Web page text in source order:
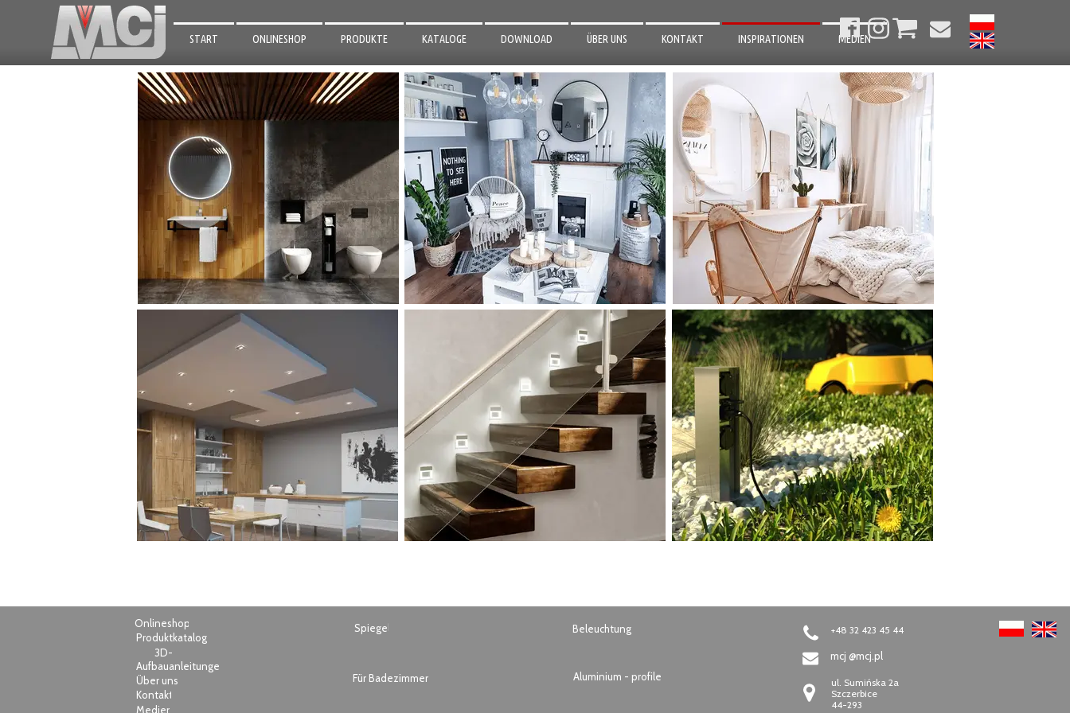
START ONLINESHOP PRODUKTE
SPIEGEL
FÜR BADEZIMMER
BAD ZUBEHÖR
BELEUCHTUNG
ALUMINIUM PROFILE
KATALOGE DOWNLOAD
3D MODELLE
AUFBAUANLEITUNGEN
ÜBER UNS KONTAKT INSPIRATIONEN
BADEZIMMER
WOHNZIMMER
SCHLAFZIMMER
KÜCHEN
CORRIDOR
GARTEN
MEDIEN
Medien
Kontakt
Über uns
mcj @mcj.pl
ul. Sumińska 2a
Szczerbice
44-293
+48 32 423 45 44
Aluminium - profile
Beleuchtung
Für Badezimmer
Spiegel
Onlineshop
Produktkataloge
Aufbauanleitungen
3D-
Modelle